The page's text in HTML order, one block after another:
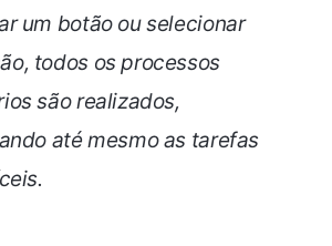
um botão ou selecionar
todos os processos
são realizados,
até mesmo as tarefas